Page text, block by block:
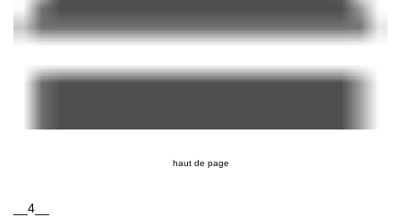
haut de page
__4__